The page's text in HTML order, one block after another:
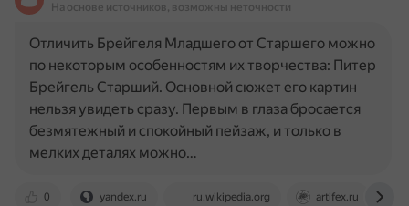
На основе источников, возможны неточности
0 yandex.ru ru.wikipedia.org artifex.ru
Отличить Брейгеля Младшего от Старшего можно
по некоторым особенностям их творчества: Питер
Брейгель Старший. Основной сюжет его картин
нельзя увидеть сразу. Первым в глаза бросается
безмятежный и спокойный пейзаж, и только в
мелких деталях можно…